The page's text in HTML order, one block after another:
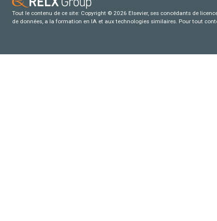
Tout le contenu de ce site: Copyright © 2026 Elsevier, ses concédants de
de données, a la formation en IA et aux technologies similaires. Pour tout